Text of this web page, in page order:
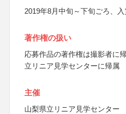
2019年8月中旬～下旬ごろ、
著作権の扱い
応募作品の著作権は撮影者に
立リニア見学センターに帰属
主催
山梨県立リニア見学センター